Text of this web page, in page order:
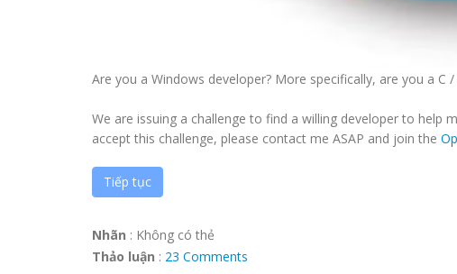
Are you a Windows developer? More specifically, are you a
We are issuing a challenge to find a willing developer to help
accept this challenge, please contact me ASAP and join the
Tiếp tục
Nhãn : Không có thẻ
Thảo luận : 23 Comments